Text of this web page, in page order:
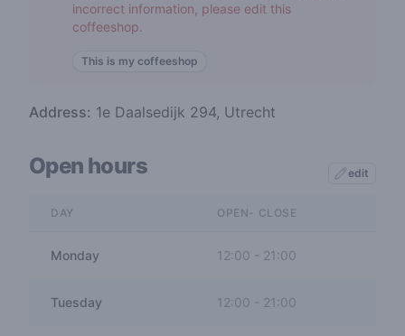
incorrect information, please edit this
coffeeshop.
This is my coffeeshop
Address: 1e Daalsedijk 294, Utrecht
Open hours edit
DAY OPEN- CLOSE
Monday 12:00 - 21:00
Tuesday 12:00 21:00